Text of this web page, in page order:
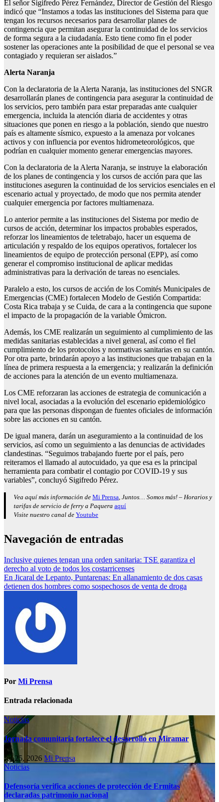
El señor Sigifredo Pérez Fernández, Director de Gestión del Riesgo
indicó que “Instamos a todas las instituciones del Sistema para que
tengan los recursos necesarios para desarrollar planes de
contingencia que permitan asegurar la continuidad de los servicios
de forma segura a la ciudadanía. Esto tiene como fin el poder
sostener las operaciones ante la posibilidad de que el personal se vea
contagiado y requieran ser aislados.”
Alerta Naranja
Con la declaratoria de la Alerta Naranja, las instituciones del SNGR
desarrollarán planes de contingencia para asegurar la continuidad de
los servicios, pero también para estar preparadas ante cualquier
emergencia, incluida la atención diaria de accidentes y otras
situaciones que ponen en riesgo a la población, siendo que nuestro
país es altamente sísmico, expuesto a la amenaza por volcanes
activos y con influencia por eventos hidrometeorológicos, que
podrían en cualquier momento generar emergencias mayores.
Con la declaratoria de la Alerta Naranja, se instruye la elaboración
de los planes de contingencia y los cursos de acción para que las
instituciones aseguren la continuidad de los servicios esenciales en el
escenario actual y proyectado, de modo que nos permita atender
cualquier emergencia por factores multiamenaza.
Lo anterior permite a las instituciones del Sistema por medio de
cursos de acción, determinar los impactos probables esperados,
reforzar los lineamientos de teletrabajo, hacer un esquema de
articulación y respaldo de los equipos operativos, fortalecer los
lineamientos de equipo de protección personal (EPP), así como
generar el compromiso institucional de aplicar medidas
administrativas para la derivación de tareas no esenciales.
Paralelo a esto, los cursos de acción de los Comités Municipales de
Emergencias (CME) fortalecen Modelo de Gestión Compartida:
Costa Rica trabaja y se Cuida, de cara a la contingencia que supone
el impacto de la propagación de la variable Ómicron.
Además, los CME realizarán un seguimiento al cumplimiento de las
medidas sanitarias establecidas a nivel general, así como el fiel
cumplimiento de los protocolos y normativas sanitarias en su cantón.
Por otra parte, brindarán apoyo a las instituciones que trabajan en la
línea de primera respuesta a la emergencia; y realizarán la definición
de acciones para la atención de un evento multiamenaza.
Los CME reforzaran las acciones de estrategia de comunicación a
nivel local, asociadas a la evolución del escenario epidemiológico
para que las personas dispongan de fuentes oficiales de información
sobre las acciones en su cantón.
De igual manera, darán un aseguramiento a la continuidad de los
servicios, así como un seguimiento a las denuncias de actividades
clandestinas. “Seguimos trabajando fuerte por el país, pero
reiteramos el llamado al autocuidado, ya que esa es la principal
herramienta para combatir el contagio por COVID-19 y sus
variables”, concluyó Sigifredo Pérez.
Vea aquí más información de Mi Prensa, Juntos… Somos más! – Horarios y
tarifas de servicio de ferry a Paquera aquí
Visite nuestro canal de Youtube
Navegación de entradas
Inclusive quienes tengan una orden sanitaria: TSE garantiza el
derecho al voto de todos los costarricenses
En Jicaral de Lepanto, Puntarenas: En allanamiento de dos casas
detienen dos hombres como sospechosos de venta de droga
Por Mi Prensa
Entrada relacionada
Noticias
Jornada comunitaria fortalece el desarrollo en Miramar
Jul 25, 2026 Mi Prensa
Noticias
Defensoría verifica acciones de protección de Ermitas
declaradas patrimonio nacional